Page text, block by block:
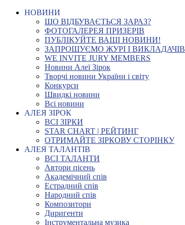
НОВИНИ
ЩО ВІДБУВАЄТЬСЯ ЗАРАЗ?
ФОТОГАЛЕРЕЯ ПРИЗЕРІВ
ПУБЛІКУЙТЕ ВАШІ НОВИНИ!
ЗАПРОШУЄМО ЖУРІ І ВИКЛАДАЧІВ
WE INVITE JURY MEMBERS
Новини Алеї Зірок
Творчі новини України і світу
Конкурси
Швидкі новини
Всі новини
АЛЕЯ ЗІРОК
ВСІ ЗІРКИ
STAR CHART | РЕЙТИНГ
ОТРИМАЙТЕ ЗІРКОВУ СТОРІНКУ
АЛЕЯ ТАЛАНТІВ
ВСІ ТАЛАНТИ
Автори пісень
Академічний спів
Естрадний спів
Народний спів
Композитори
Диригенти
Інструментальна музика